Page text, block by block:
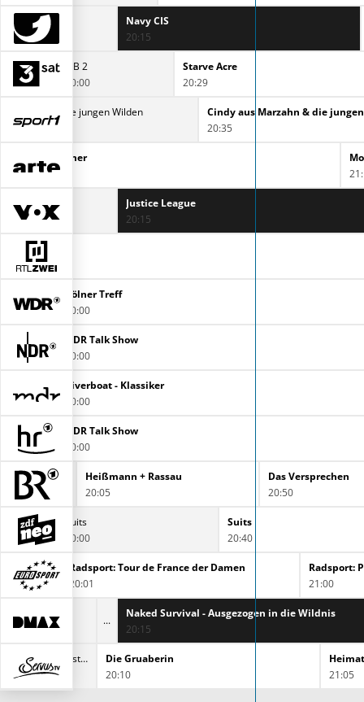
Navy CIS
20:15
ZIB 2
20:00
Starve Acre
20:29
Marzahn & die jungen Wilden
Cindy aus Marzahn & die
20:35
im Mittsommer
Justice League
20:15
Kölner Treff
20:00
NDR Talk Show
20:00
Riverboat - Klassiker
20:00
NDR Talk Show
20:00
Heißmann + Rassau
20:05
Das Versprechen
20:50
Suits
20:00
Suits
20:40
Radsport: Tour de France der Damen
20:01
Radsport:
21:00
Naked Survival - Ausgezogen in die Wildnis
20:15
Sonne, Strand und Sehnsucht - Die Liebe der Österreicher zur Adria
Die Gruaberin
20:10
21:05